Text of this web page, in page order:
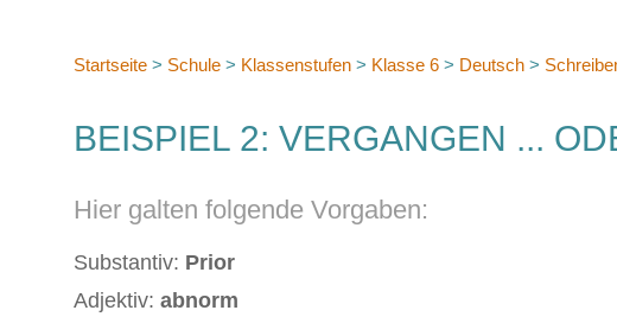
Startseite > Schule > Klassenstufen > Klasse 6 > Deutsch >
BEISPIEL 2: VERGANGEN ...
Hier galten folgende Vorgaben:
Substantiv: Prior
Adjektiv: abnorm